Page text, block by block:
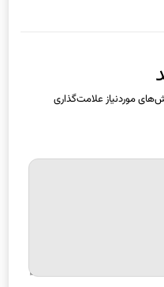
موردنیاز علامت‌گذاری